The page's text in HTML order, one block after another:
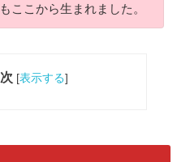
ここから生まれました。
[表示する]